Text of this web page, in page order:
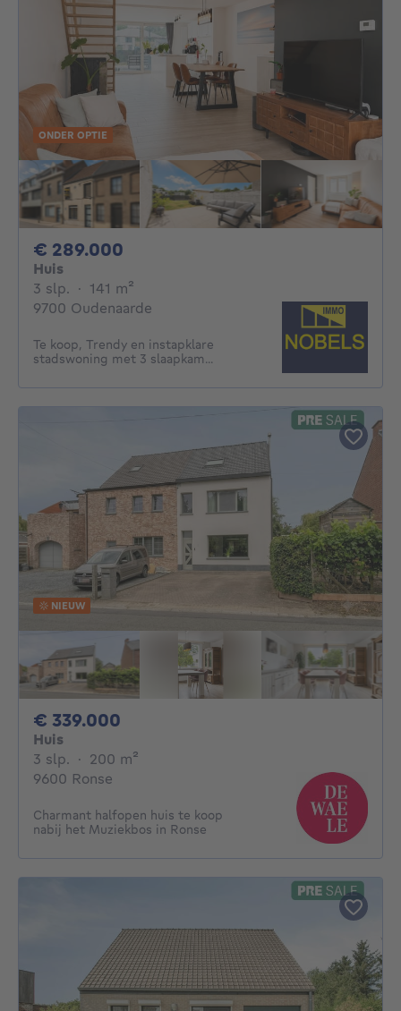
ONDER OPTIE
€ 289.000
Huis
3 slp. 3 slaapkamers
· 141 m²
9700 Oudenaarde
Te koop, Trendy en instapklare
stadswoning met 3 slaapkam...
NIEUW
€ 339.000
Huis
3 slp. 3 slaapkamers
· 200 m²
9600 Ronse
Charmant halfopen huis te koop
nabij het Muziekbos in Ronse